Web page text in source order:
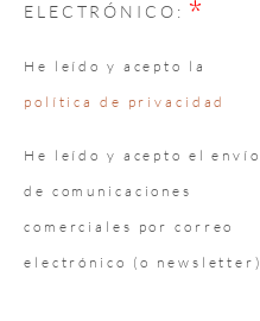
ELECTRÓNICO: *
He leído y acepto la
política de privacidad
He leído y acepto el envío
de comunicaciones
comerciales por correo
electrónico (o newsletter)